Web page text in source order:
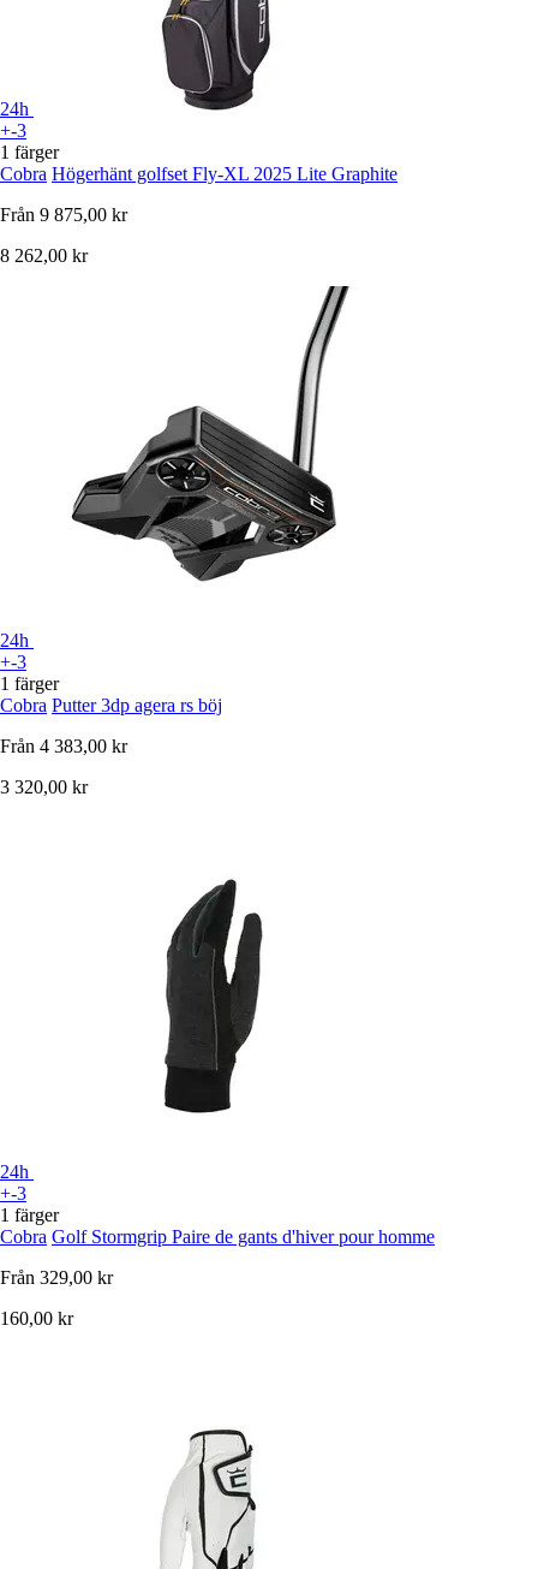
24h
+-3
1 färger
Cobra Högerhänt golfset Fly-XL 2025 Lite Graphite
Från 9 875,00 kr
8 262,00 kr
24h
+-3
1 färger
Cobra Putter 3dp agera rs böj
Från 4 383,00 kr
3 320,00 kr
24h
+-3
1 färger
Cobra Golf Stormgrip Paire de gants d'hiver pour homme
Från 329,00 kr
160,00 kr